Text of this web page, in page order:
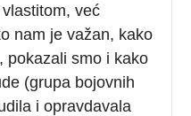
već
nam je važan, kako
pokazali smo i kako
(grupa bojovnih
i opravdavala